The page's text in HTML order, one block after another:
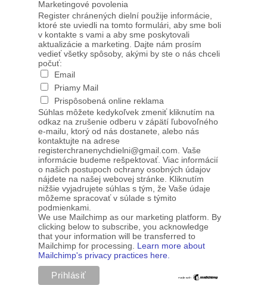
Marketingové povolenia
Register chránených dielní použije informácie,
ktoré ste uviedli na tomto formulári, aby sme boli
v kontakte s vami a aby sme poskytovali
aktualizácie a marketing. Dajte nám prosím
vedieť všetky spôsoby, akými by ste o nás chceli
počuť:
Email
Priamy Mail
Prispôsobená online reklama
Súhlas môžete kedykoľvek zmeniť kliknutím na
odkaz na zrušenie odberu v zápätí ľubovoľného
e-mailu, ktorý od nás dostanete, alebo nás
kontaktujte na adrese
registerchranenychdielni@gmail.com. Vaše
informácie budeme rešpektovať. Viac informácií
o našich postupoch ochrany osobných údajov
nájdete na našej webovej stránke. Kliknutím
nižšie vyjadrujete súhlas s tým, že Vaše údaje
môžeme spracovať v súlade s týmito
podmienkami.
We use Mailchimp as our marketing platform. By
clicking below to subscribe, you acknowledge
that your information will be transferred to
Mailchimp for processing. Learn more about
Mailchimp's privacy practices here.